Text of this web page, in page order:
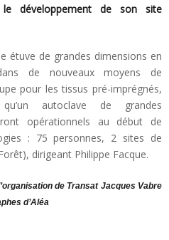
le développement de son site
étuve de grandes dimensions en
de nouveaux moyens de
pour les tissus pré-imprégnés,
autoclave de grandes
opérationnels au début de
: 75 personnes, 2 sites de
dirigeant Philippe Facque.
de Transat Jacques Vabre
d’Aléa